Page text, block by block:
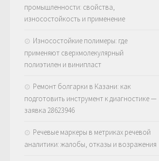
промышленности: свойства,
износостойкость и применение
Износостойкие полимеры: где
применяют сверхмолекулярный
полиэтилен и винипласт
Ремонт болгарки в Казани: как
подготовить инструмент к диагностике —
заявка 28623946
Речевые маркеры в метриках речевой
аналитики: жалобы, отказы и возражения